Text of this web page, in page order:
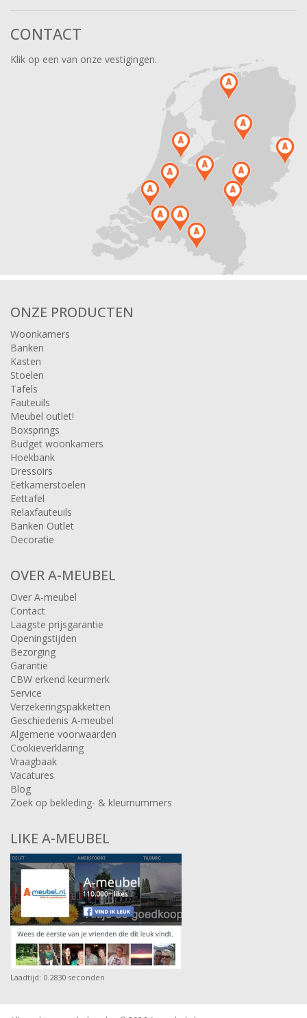
CONTACT
Klik op een van onze vestigingen.
ONZE PRODUCTEN
Woonkamers
Banken
Kasten
Stoelen
Tafels
Fauteuils
Meubel outlet!
Boxsprings
Budget woonkamers
Hoekbank
Dressoirs
Eetkamerstoelen
Eettafel
Relaxfauteuils
Banken Outlet
Decoratie
OVER A-MEUBEL
Over A-meubel
Contact
Laagste prijsgarantie
Openingstijden
Bezorging
Garantie
CBW erkend keurmerk
Service
Verzekeringspakketten
Geschiedenis A-meubel
Algemene voorwaarden
Cookieverklaring
Vraagbaak
Vacatures
Blog
Zoek op bekleding- & kleurnummers
LIKE A-MEUBEL
Laadtijd: 0.2830 seconden